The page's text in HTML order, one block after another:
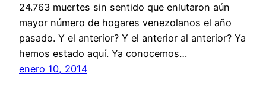
24.763 muertes sin sentido que enlutaron aún
mayor número de hogares venezolanos el año
pasado. Y el anterior? Y el anterior al anterior? Ya
hemos estado aquí. Ya conocemos…
enero 10, 2014